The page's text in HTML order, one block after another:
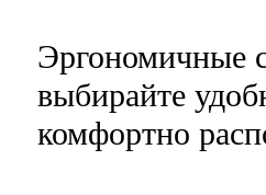
Эргономичные
выбирайте
комфортно